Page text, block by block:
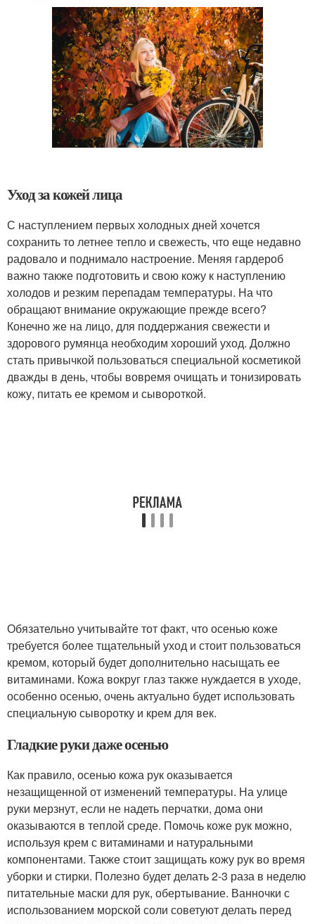
Уход за кожей лица
С наступлением первых холодных дней хочется
сохранить то летнее тепло и свежесть, что еще недавно
радовало и поднимало настроение. Меняя гардероб
важно также подготовить и свою кожу к наступлению
холодов и резким перепадам температуры. На что
обращают внимание окружающие прежде всего?
Конечно же на лицо, для поддержания свежести и
здорового румянца необходим хороший уход. Должно
стать привычкой пользоваться специальной косметикой
дважды в день, чтобы вовремя очищать и тонизировать
кожу, питать ее кремом и сывороткой.
Обязательно учитывайте тот факт, что осенью коже
требуется более тщательный уход и стоит пользоваться
кремом, который будет дополнительно насыщать ее
витаминами. Кожа вокруг глаз также нуждается в уходе,
особенно осенью, очень актуально будет использовать
специальную сыворотку и крем для век.
Гладкие руки даже осенью
Как правило, осенью кожа рук оказывается
незащищенной от изменений температуры. На улице
руки мерзнут, если не надеть перчатки, дома они
оказываются в теплой среде. Помочь коже рук можно,
используя крем с витаминами и натуральными
компонентами. Также стоит защищать кожу рук во время
уборки и стирки. Полезно будет делать 2-3 раза в неделю
питательные маски для рук, обертывание. Ванночки с
использованием морской соли советуют делать перед